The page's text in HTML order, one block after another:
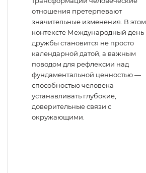
отношения претерпевают
значительные изменения. В этом
контексте Международный день
дружбы становится не просто
календарной датой, а важным
поводом для рефлексии над
фундаментальной ценностью —
способностью человека
устанавливать глубокие,
доверительные связи с
окружающими.